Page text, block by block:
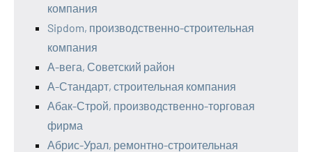
компания
Sipdom, производственно-строительная
компания
А-вега, Советский район
А-Стандарт, строительная компания
Абак-Строй, производственно-торговая
фирма
Абрис-Урал, ремонтно-строительная